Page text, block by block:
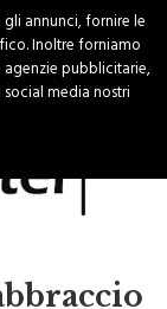
annunci, fornire le
Inoltre forniamo
pubblicitarie,
media nostri